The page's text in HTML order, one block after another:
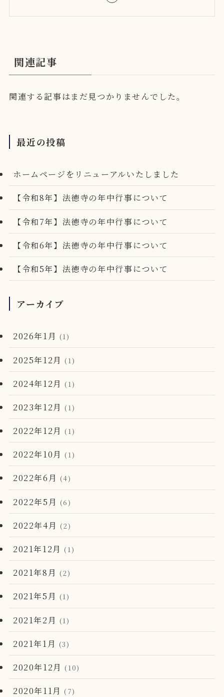
関連記事
関連する記事はまだ見つかりませんでした。
最近の投稿
ホームページをリニューアルいたしました
【令和8年】法徳寺の年中行事について
【令和7年】法徳寺の年中行事について
【令和6年】法徳寺の年中行事について
【令和5年】法徳寺の年中行事について
アーカイブ
2026年1月 (1)
2025年12月 (1)
2024年12月 (1)
2023年12月 (1)
2022年12月 (1)
2022年10月 (1)
2022年6月 (4)
2022年5月 (6)
2022年4月 (2)
2021年12月 (1)
2021年8月 (2)
2021年5月 (1)
2021年2月 (1)
2021年1月 (3)
2020年12月 (10)
2020年11月 (7)